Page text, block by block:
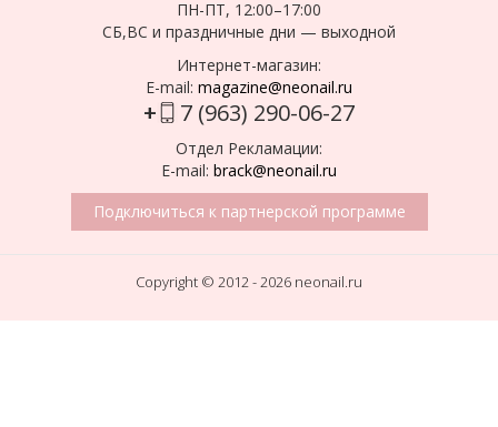
ПН-ПТ, 12:00–17:00
СБ,ВС и праздничные дни — выходной
Интернет-магазин:
E-mail: magazine@neonail.ru
+ 7 (963) 290-06-27
Отдел Рекламации:
E-mail: brack@neonail.ru
Подключиться к партнерской программе
Copyright © 2012 - 2026 neonail.ru